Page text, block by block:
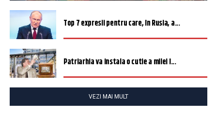
Top 7 expresii pentru care, în Rusia, a...
Patriarhia va instala o cutie a milei î...
VEZI MAI MULT